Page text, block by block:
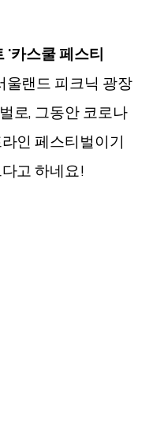
'카스쿨 페스티
울랜드 피크닉 광장
로, 그동안 코로나
인 페스티벌이기
고 하네요!